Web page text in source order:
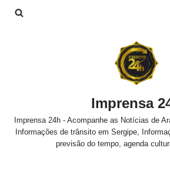
Imprensa
Imprensa 24h - Acompanhe as Notícias de
Informações de trânsito em Sergipe,
previsão do tempo, agenda